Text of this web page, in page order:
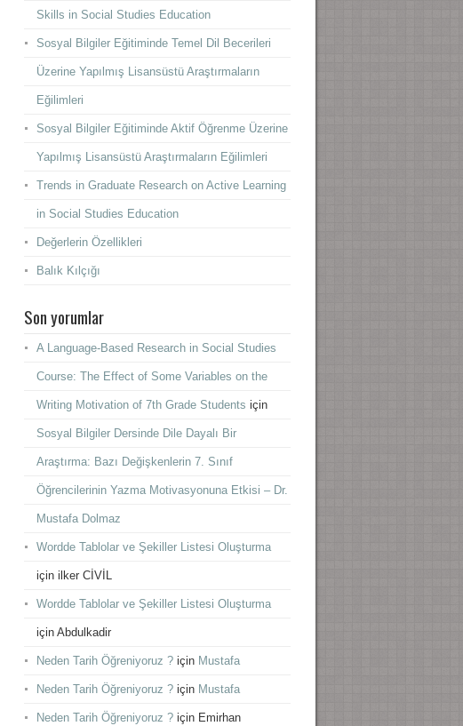
Skills in Social Studies Education
Sosyal Bilgiler Eğitiminde Temel Dil Becerileri
Üzerine Yapılmış Lisansüstü Araştırmaların
Eğilimleri
Sosyal Bilgiler Eğitiminde Aktif Öğrenme Üzerine
Yapılmış Lisansüstü Araştırmaların Eğilimleri
Trends in Graduate Research on Active Learning
in Social Studies Education
Değerlerin Özellikleri
Balık Kılçığı
Son yorumlar
A Language-Based Research in Social Studies
Course: The Effect of Some Variables on the
Writing Motivation of 7th Grade Students için
Sosyal Bilgiler Dersinde Dile Dayalı Bir
Araştırma: Bazı Değişkenlerin 7. Sınıf
Öğrencilerinin Yazma Motivasyonuna Etkisi – Dr.
Mustafa Dolmaz
Wordde Tablolar ve Şekiller Listesi Oluşturma
için ilker CİVİL
Wordde Tablolar ve Şekiller Listesi Oluşturma
için Abdulkadir
Neden Tarih Öğreniyoruz ? için Mustafa
Neden Tarih Öğreniyoruz ? için Mustafa
Neden Tarih Öğreniyoruz ? için Emirhan